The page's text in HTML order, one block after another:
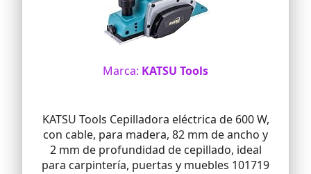
Marca: KATSU Tools
KATSU Tools Cepilladora eléctrica de 600 W,
con cable, para madera, 82 mm de ancho y
2 mm de profundidad de cepillado, ideal
para carpintería, puertas y muebles 101719